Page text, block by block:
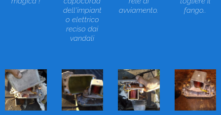
dell'impiant
o elettrico
reciso dai
vandali
avviamento.
fango..